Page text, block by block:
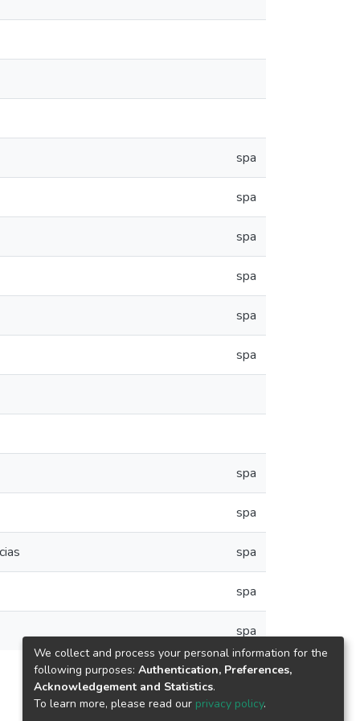
spa
spa
spa
spa
spa
spa
spa
spa
spa
spa
spa
We collect and process your personal information for the
following purposes: Authentication, Preferences,
Acknowledgement and Statistics.
To learn more, please read our privacy policy.